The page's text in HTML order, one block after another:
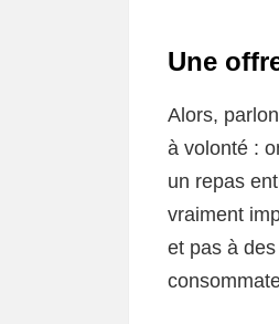
Une
Alors,
à volonté :
un repas
vraiment
et pas à